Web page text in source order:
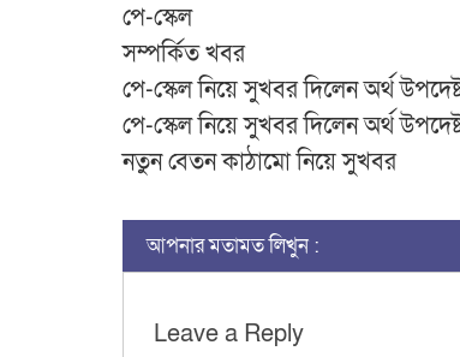
পে-স্কেল
সম্পর্কিত খবর
পে-স্কেল নিয়ে সুখবর দিলেন অর্থ
পে-স্কেল নিয়ে সুখবর দিলেন অর্থ
নতুন বেতন কাঠামো নিয়ে সুখবর
আপনার মতামত লিখুন :
Leave a Reply